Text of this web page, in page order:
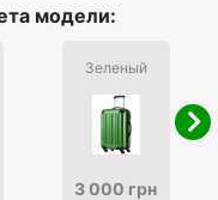
модели:
Зеленый
3 000 грн